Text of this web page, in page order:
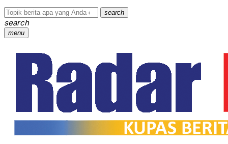
search
search
menu